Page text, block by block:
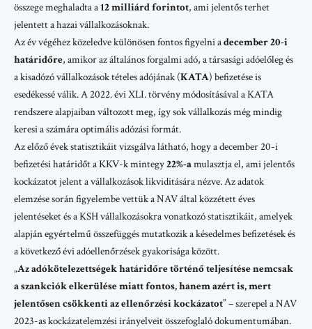
összege meghaladta a12 milliárd forintot, ami jelentős terhet
jelentett a hazai vállalkozásoknak.
Az év végéhez közeledve különösen fontos figyelni adecember 20-i
határidőre, amikor az általános forgalmi adó, a társasági adóelőleg és
a kisadózó vállalkozások tételes adójának (KATA) befizetése is
esedékessé válik. A2022. évi XLI. törvénymódosításával a KATA
rendszere alapjaiban változott meg, így sok vállalkozás még mindig
keresi a számára optimális adózási formát.
Az előző évek statisztikáit vizsgálva látható, hogy a december 20-i
befizetési határidőt a KKV-k mintegy22%-amulasztja el, ami jelentős
kockázatot jelent a vállalkozások likviditására nézve. Az adatok
elemzése során figyelembe vettük a NAV által közzétett éves
jelentéseket és a KSH vállalkozásokra vonatkozó statisztikáit, amelyek
alapján egyértelmű összefüggés mutatkozik a késedelmes befizetések és
a következő évi adóellenőrzések gyakorisága között.
„Az adókötelezettségek határidőre történő teljesítése nemcsak
a szankciók elkerülése miatt fontos, hanem azért is, mert
jelentősen csökkenti az ellenőrzési kockázatot” – szerepel a NAV
2023-as kockázatelemzési irányelveit összefoglaló dokumentumában.